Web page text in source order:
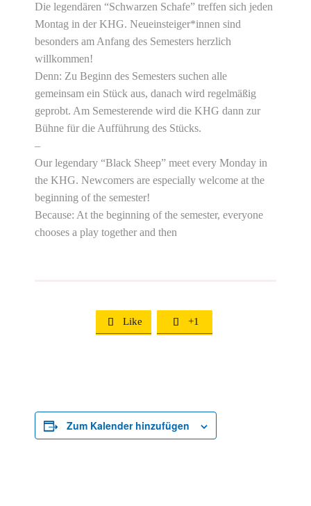
Die legendären “Schwarzen Schafe” treffen sich jeden
Montag in der KHG. Neueinsteiger*innen sind
besonders am Anfang des Semesters herzlich
willkommen!
Denn: Zu Beginn des Semesters suchen alle
gemeinsam ein Stück aus, danach wird regelmäßig
geprobt. Am Semesterende wird die KHG dann zur
Bühne für die Aufführung des Stücks.
–
Our legendary “Black Sheep” meet every Monday in
the KHG. Newcomers are especially welcome at the
beginning of the semester!
Because: At the beginning of the semester, everyone
chooses a play together and then
 Like  +1
Zum Kalender hinzufügen